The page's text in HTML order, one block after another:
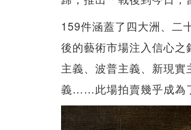
159件涵蓋了四大洲、二
後的藝術市場注入信心
主義、波普主義、新現
義……此場拍賣幾乎成為